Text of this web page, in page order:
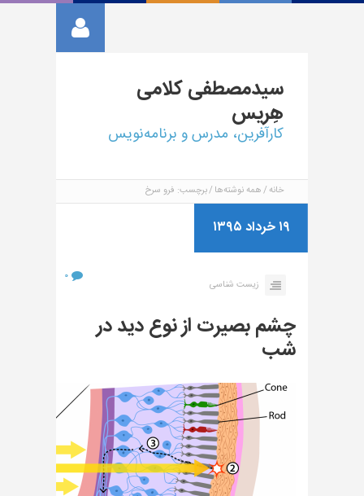
سیدمصطفیکلامی
هِریس
کارآفرین، مدرس و برنامه‌نویس
خانه همه نوشته‌ها برچسب: فرو سرخ
۱۹ خرداد ۱۳۹۵
زیست شناسی
۰
چشم بصیرت از نوع دید در
شب